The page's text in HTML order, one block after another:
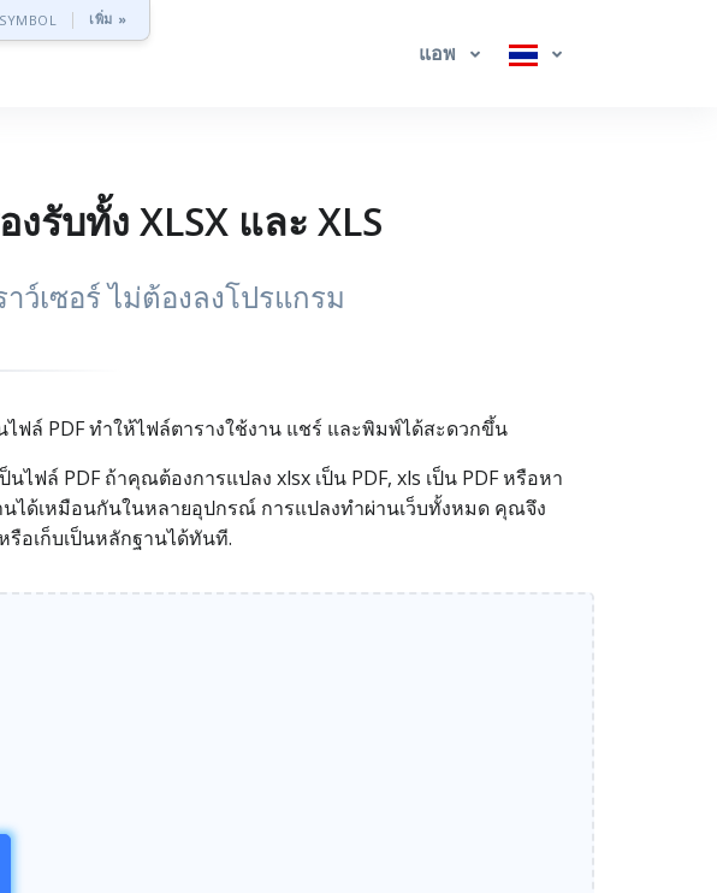
เพิ่ม »
แอพ
รับทั้ง XLSX และ XLS
าว์เซอร์ ไม่ต้องลงโปรแกรม
ไฟล์ PDF ทำให้ไฟล์ตารางใช้งาน แชร์ และพิมพ์ได้สะดวกขึ้น
ไฟล์ PDF ถ้าคุณต้องการแปลง xlsx เป็น PDF, xls เป็น PDF หรือหา
ได้เหมือนกันในหลายอุปกรณ์ การแปลงทำผ่านเว็บทั้งหมด คุณจึง
รือเก็บเป็นหลักฐานได้ทันที.